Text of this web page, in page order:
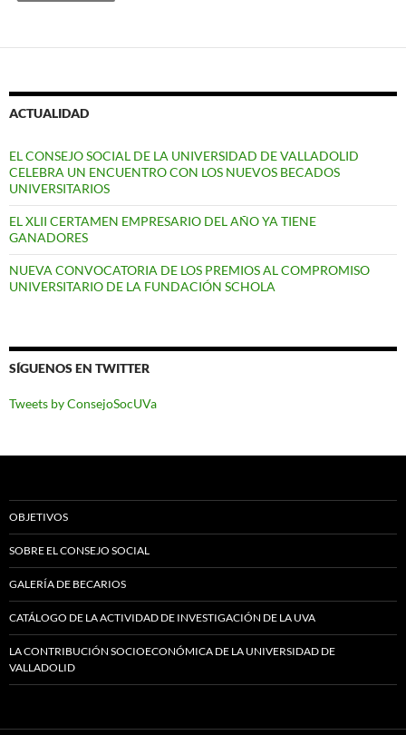
ACTUALIDAD
EL CONSEJO SOCIAL DE LA UNIVERSIDAD DE VALLADOLID
CELEBRA UN ENCUENTRO CON LOS NUEVOS BECADOS
UNIVERSITARIOS
EL XLII CERTAMEN EMPRESARIO DEL AÑO YA TIENE
GANADORES
NUEVA CONVOCATORIA DE LOS PREMIOS AL COMPROMISO
UNIVERSITARIO DE LA FUNDACIÓN SCHOLA
SÍGUENOS EN TWITTER
Tweets by ConsejoSocUVa
OBJETIVOS
SOBRE EL CONSEJO SOCIAL
GALERÍA DE BECARIOS
CATÁLOGO DE LA ACTIVIDAD DE INVESTIGACIÓN DE LA UVA
LA CONTRIBUCIÓN SOCIOECONÓMICA DE LA UNIVERSIDAD DE
VALLADOLID